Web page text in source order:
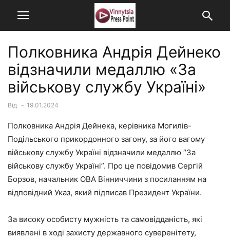
Полковника Андрія Дейнеко
відзначили медаллю «За
військову службу Україні»
Від - 19.01.2024
Полковника Андрія Дейнека, керівника Могилів-
Подільського прикордонного загону, за його вагому
військову службу Україні відзначили медаллю “За
військову службу Україні”. Про це повідомив Сергій
Борзов, начальник ОВА Вінниччини з посиланням на
відповідний Указ, який підписав Президент України.
За високу особисту мужність та самовідданість, які
виявлені в ході захисту державного суверенітету,